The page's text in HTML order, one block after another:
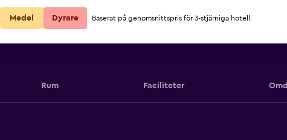
Rum Faciliteter
Medel Dyrare Baserat på genomsnittspris för 3-stjärniga hotell.